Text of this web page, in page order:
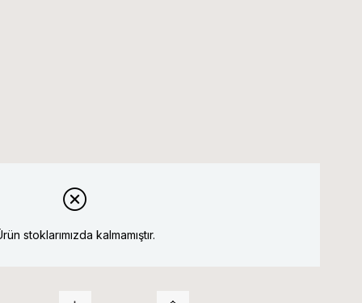
stoklarımızda kalmamıştır.